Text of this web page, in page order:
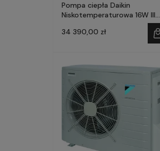
Pompa ciepła Daikin
Niskotemperaturowa 16W III
34 390,00 zł